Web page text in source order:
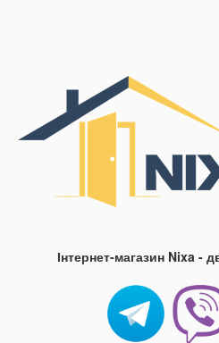
Блог
Інтернет-магазин Nixa -